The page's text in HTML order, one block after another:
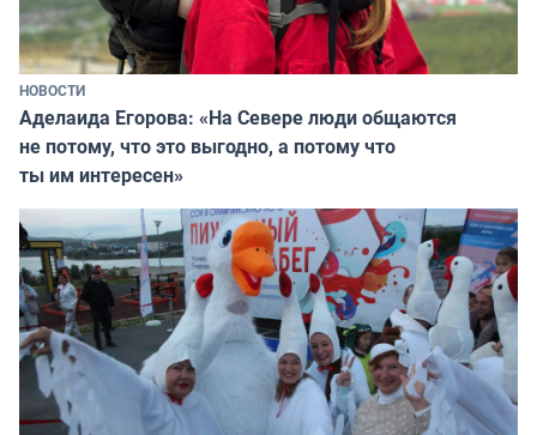
НОВОСТИ
Аделаида Егорова: «На Севере люди общаются
не потому, что это выгодно, а потому что
ты им интересен»